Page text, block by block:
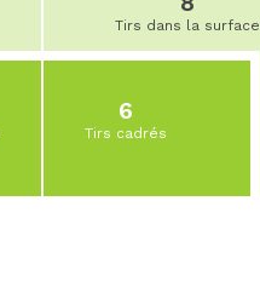
Tirs dans la surface
6
Tirs cadrés